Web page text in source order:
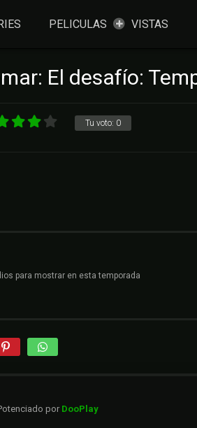
PELICULAS VISTAS
El desafío:
Tu voto: 0
para mostrar en esta temporada
por DooPlay